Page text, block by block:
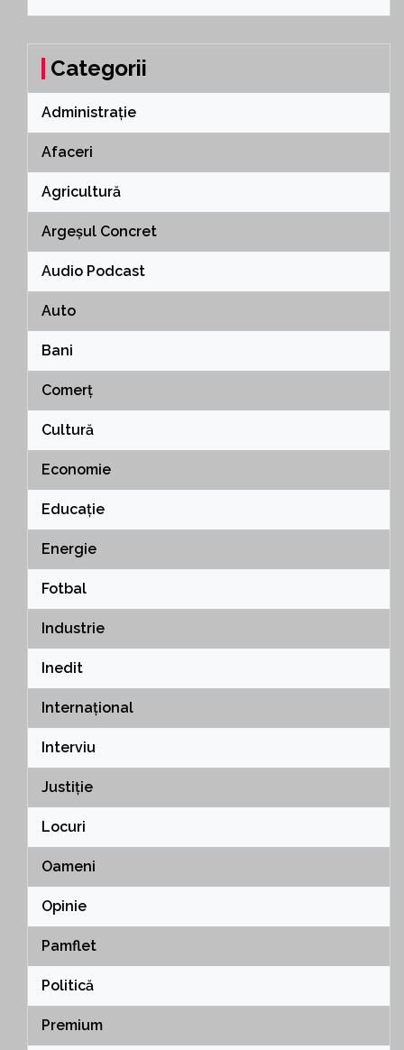
Categorii
Administrație
Afaceri
Agricultură
Argeșul Concret
Audio Podcast
Auto
Bani
Comerț
Cultură
Economie
Educație
Energie
Fotbal
Industrie
Inedit
Internațional
Interviu
Justiție
Locuri
Oameni
Opinie
Pamflet
Politică
Premium